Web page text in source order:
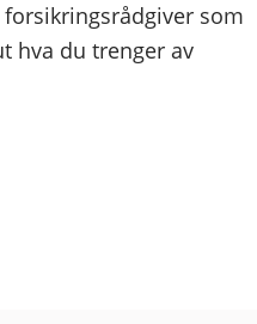
som
hva du trenger av